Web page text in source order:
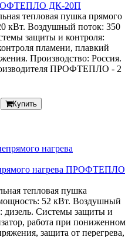
ДК-20П
тепловая пушка прямого
кВт. Воздушный поток: 350
защиты и контроля:
пламени, плавкий
Производство: Россия.
ПРОФТЕПЛО - 2
Купить
нагрева ПРОФТЕПЛО
тепловая пушка
52 кВт. Воздушный
дизель. Системы защиты и
работа при пониженном
защита от перегрева,